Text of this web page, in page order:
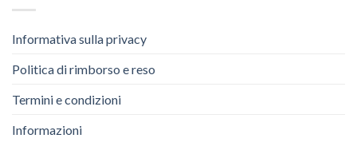
Informativa sulla privacy
Politica di rimborso e reso
Termini e condizioni
Informazioni